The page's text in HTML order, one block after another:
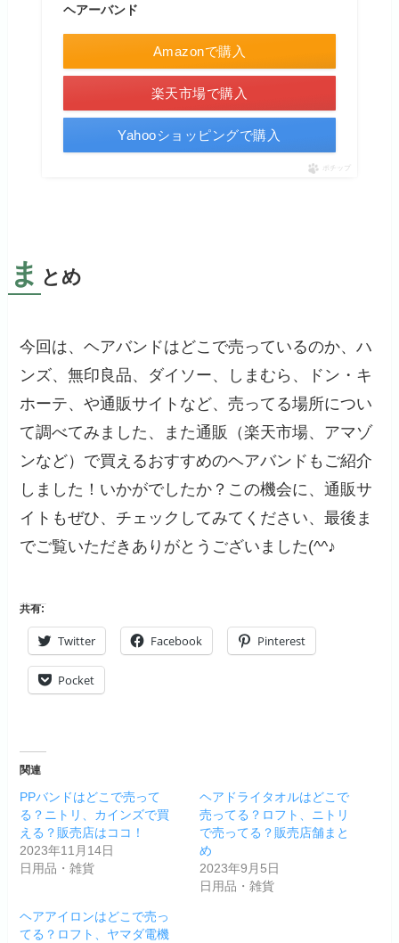
ヘアーバンド
Amazonで購入
楽天市場で購入
Yahooショッピングで購入
ポチップ
ま とめ
今回は、ヘアバンドはどこで売っているのか、ハ
ンズ、無印良品、ダイソー、しまむら、ドン・キ
ホーテ、や通販サイトなど、売ってる場所につい
て調べてみました、また通販（楽天市場、アマゾ
ンなど）で買えるおすすめのヘアバンドもご紹介
しました！いかがでしたか？この機会に、通販サ
イトもぜひ、チェックしてみてください、最後ま
でご覧いただきありがとうございました(^^♪
共有:
Twitter Facebook Pinterest
Pocket
関連
PPバンドはどこで売って
る？ニトリ、カインズで買
える？販売店はココ！
2023年11月14日
日用品・雑貨
ヘアドライタオルはどこで
売ってる？ロフト、ニトリ
で売ってる？販売店舗まと
め
2023年9月5日
日用品・雑貨
ヘアアイロンはどこで売っ
てる？ロフト、ヤマダ電機